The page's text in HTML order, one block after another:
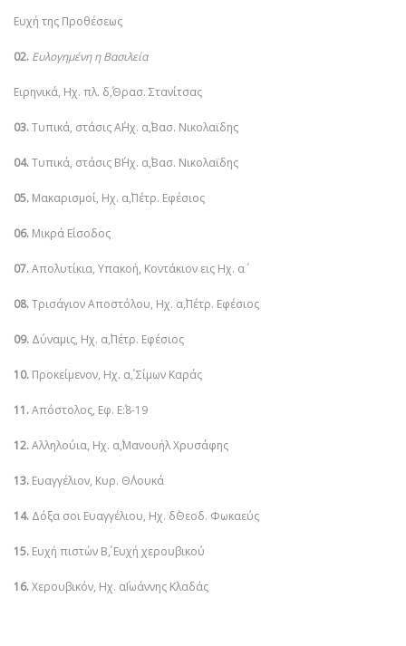
Ευχή της Προθέσεως
02. Ευλογημένη η Βασιλεία
Ειρηνικά, Ηχ. πλ. δ΄,Θρασ. Στανίτσας
03.Τυπικά, στάσις Α΄Ηχ. α΄,Βασ. Νικολαϊδης
04.Τυπικά, στάσις Β΄Ηχ. α΄,Βασ. Νικολαϊδης
05. Μακαρισμοί, Ηχ. α΄,Πέτρ. Εφέσιος
06. Μικρά Είσοδος
07.Απολυτίκια, Υπακοή, Κοντάκιον εις Ηχ. α΄
08.Τρισάγιον Αποστόλου, Ηχ. α΄,Πέτρ. Εφέσιος
09. Δύναμις, Ηχ. α΄,Πέτρ. Εφέσιος
10. Προκείμενον, Ηχ. α΄, Σίμων Καράς
11.Απόστολος, Εφ. Ε΄:8-19
12.Αλληλούια, Ηχ. α΄,Μανουήλ Χρυσάφης
13. Ευαγγέλιον, Κυρ. Θ΄Λουκά
14. Δόξα σοι Ευαγγέλιου, Ηχ. δ΄Θεοδ. Φωκαεύς
15. Ευχή πιστών Β΄, Ευχή χερουβικού
16.Χερουβικόν, Ηχ. α΄Ιωάννης Κλαδάς